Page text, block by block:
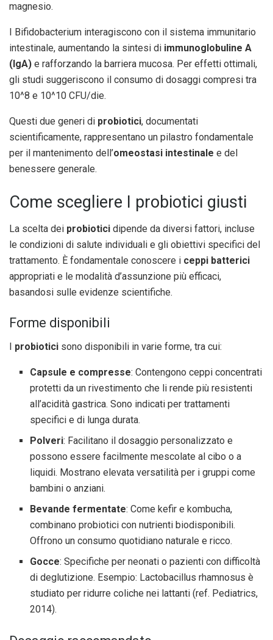
magnesio.
I Bifidobacterium interagiscono con il sistema immunitario
intestinale, aumentando la sintesi di immunoglobuline A
(IgA) e rafforzando la barriera mucosa. Per effetti ottimali,
gli studi suggeriscono il consumo di dosaggi compresi tra
10^8 e 10^10 CFU/die.
Questi due generi di probiotici, documentati
scientificamente, rappresentano un pilastro fondamentale
per il mantenimento dell’omeostasi intestinale e del
benessere generale.
Come scegliere I probiotici giusti
La scelta dei probiotici dipende da diversi fattori, incluse
le condizioni di salute individuali e gli obiettivi specifici del
trattamento. È fondamentale conoscere i ceppi batterici
appropriati e le modalità d’assunzione più efficaci,
basandosi sulle evidenze scientifiche.
Forme disponibili
I probiotici sono disponibili in varie forme, tra cui:
Capsule e compresse: Contengono ceppi concentrati
protetti da un rivestimento che li rende più resistenti
all’acidità gastrica. Sono indicati per trattamenti
specifici e di lunga durata.
Polveri: Facilitano il dosaggio personalizzato e
possono essere facilmente mescolate al cibo o a
liquidi. Mostrano elevata versatilità per i gruppi come
bambini o anziani.
Bevande fermentate: Come kefir e kombucha,
combinano probiotici con nutrienti biodisponibili.
Offrono un consumo quotidiano naturale e ricco.
Gocce: Specifiche per neonati o pazienti con difficoltà
di deglutizione. Esempio: Lactobacillus rhamnosus è
studiato per ridurre coliche nei lattanti (ref. Pediatrics,
2014).